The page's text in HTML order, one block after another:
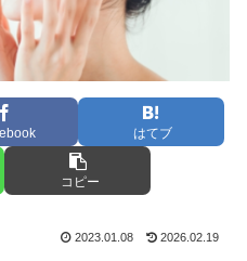
はてブ
コピー
2023.01.08 2026.02.19